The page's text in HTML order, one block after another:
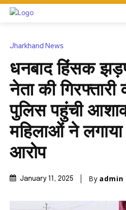
Jharkhand News
धनबाद हिंसक
नेता की
पुलिस पहुंची
महिलाओं ने लगाया
आरोप
January 11, 2025 By admin